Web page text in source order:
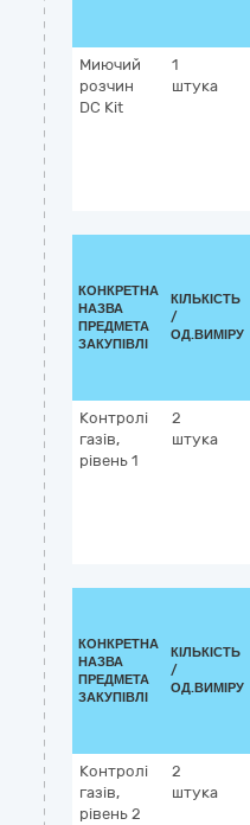
Миючий
розчин
DC Kit
1
штука
КОНКРЕТНА
НАЗВА
ПРЕДМЕТА
ЗАКУПІВЛІ
КІЛЬКІСТЬ
/
ОД.ВИМІРУ
Контролі
газів,
рівень 1
2
штука
КОНКРЕТНА
НАЗВА
ПРЕДМЕТА
ЗАКУПІВЛІ
КІЛЬКІСТЬ
/
ОД.ВИМІРУ
Контролі
газів,
рівень 2
2
штука